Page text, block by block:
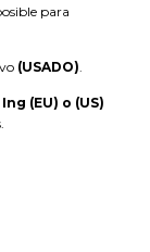
para
(USADO).
Ing (EU) o (US)